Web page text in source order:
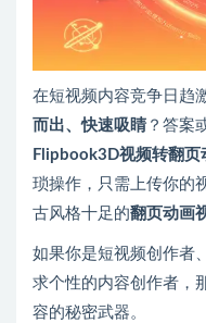
在短视频内容竞争日趋
而出、快速吸睛 ？答案
Flipbook3D视频转翻页
琐操作，只需上传你的
古风格十足的翻页动画
如果你是短视频创作者
求个性的内容创作者，
容的秘密武器。